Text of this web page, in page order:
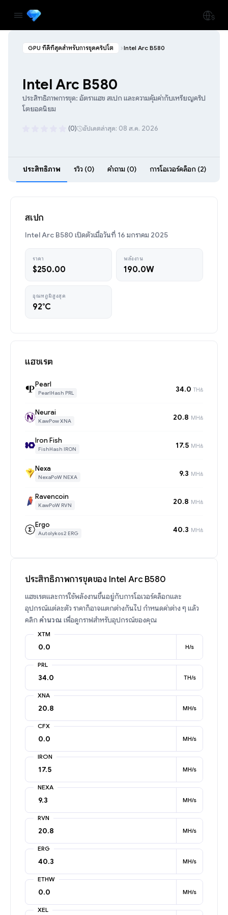
GPU ที่ดีที่สุดสำหรับการขุดคริปโต Intel Arc B580
Intel Arc B580
ประสิทธิภาพการขุด: อัตราแฮช สเปก และความคุ้มค่ากับเหรียญคริป
โตยอดนิยม
(0) อัปเดตล่าสุด: 08 ส.ค. 2026
ประสิทธิภาพ รีวิว (0) คำถาม (0) การโอเวอร์คล็อก (2)
สเปก
Intel Arc B580 เปิดตัวเมื่อวันที่ 16 มกราคม 2025
ราคา
$250.00
พลังงาน
190.0W
อุณหภูมิสูงสุด
92°C
แฮชเรต
Pearl
PearlHash PRL 34.0 TH/s
Neurai
KawPow XNA 20.8 MH/s
Iron Fish
FishHash IRON 17.5 MH/s
Nexa
NexaPoW NEXA 9.3 MH/s
Ravencoin
KawPoW RVN 20.8 MH/s
Ergo
Autolykos2 ERG 40.3 MH/s
ประสิทธิภาพการขุดของ Intel Arc B580
แฮชเรตและการใช้พลังงานขึ้นอยู่กับการโอเวอร์คล็อกและ
อุปกรณ์แต่ละตัว ราคาก็อาจแตกต่างกันไป กำหนดค่าต่าง ๆ แล้ว
คลิก คำนวณ เพื่อดูกราฟสำหรับอุปกรณ์ของคุณ
XTM
H/s
PRL
TH/s
XNA
MH/s
CFX
MH/s
IRON
MH/s
NEXA
MH/s
RVN
MH/s
ERG
MH/s
ETHW
MH/s
XEL